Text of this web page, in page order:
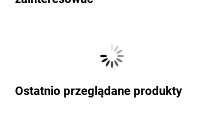
Ostatnio przeglądane produkty